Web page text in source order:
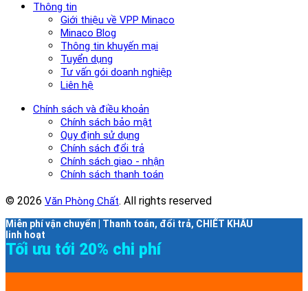
Thông tin
Giới thiệu về VPP Minaco
Minaco Blog
Thông tin khuyến mại
Tuyển dụng
Tư vấn gói doanh nghiệp
Liên hệ
Chính sách và điều khoản
Chính sách bảo mật
Quy định sử dụng
Chính sách đổi trả
Chính sách giao - nhận
Chính sách thanh toán
© 2026 Văn Phòng Chất. All rights reserved
Miễn phí vận chuyển | Thanh toán, đổi trả, CHIẾT KHẤU
linh hoạt
Tối ưu tới 20% chi phí